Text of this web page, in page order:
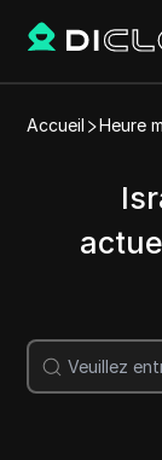
Accueil Heure